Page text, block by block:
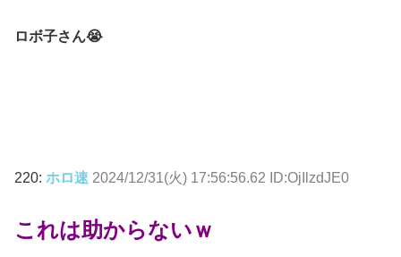
ロボ子さん😭
220: ホロ速 2024/12/31(火) 17:56:56.62 ID:OjIlzdJE0
これは助からないｗ